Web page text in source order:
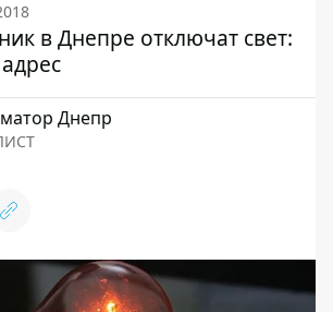
в Днепре отключат свет:
Днепр